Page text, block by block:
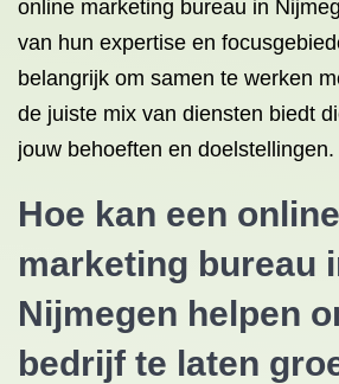
online marketing bureau in
van hun expertise en
belangrijk om samen te werken
de juiste mix van diensten biedt
jouw behoeften en doelstellingen.
Hoe kan een online
marketing bureau
Nijmegen helpen
bedrijf te laten